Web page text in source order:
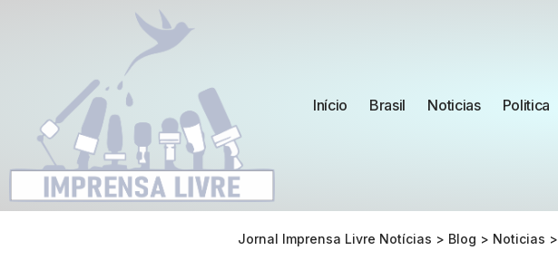
Início Brasil Noticias Politica
Jornal Imprensa Livre Notícias > Blog > Noticias >